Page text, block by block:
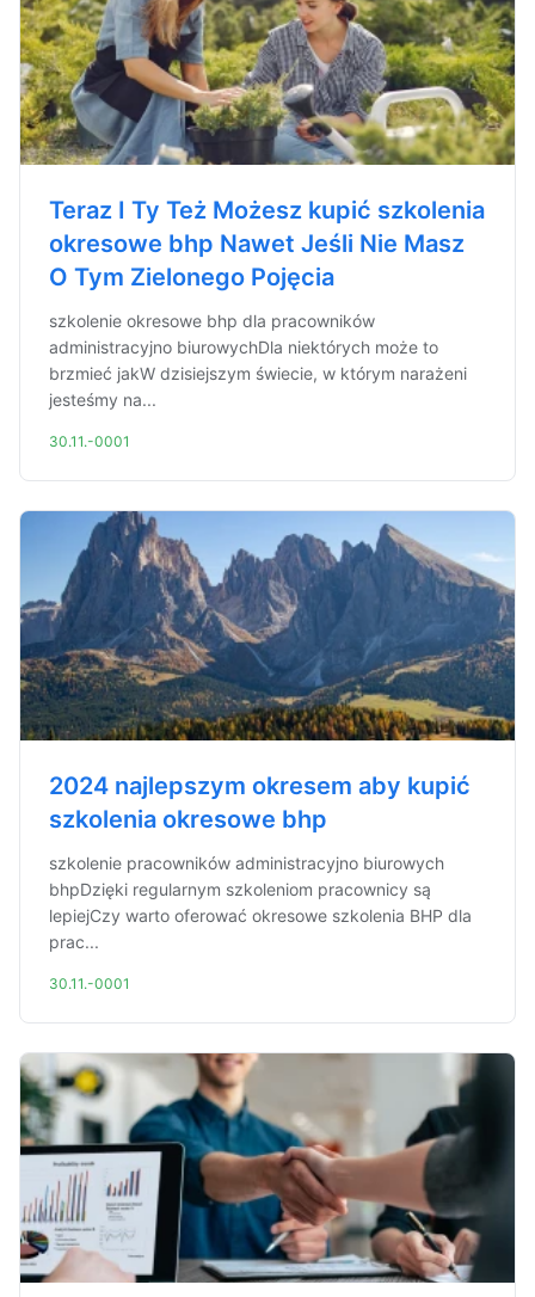
Teraz I Ty Też Możesz kupić szkolenia
okresowe bhp Nawet Jeśli Nie Masz
O Tym Zielonego Pojęcia
szkolenie okresowe bhp dla pracowników
administracyjno biurowychDla niektórych może to
brzmieć jakW dzisiejszym świecie, w którym narażeni
jesteśmy na...
30.11.-0001
2024 najlepszym okresem aby kupić
szkolenia okresowe bhp
szkolenie pracowników administracyjno biurowych
bhpDzięki regularnym szkoleniom pracownicy są
lepiejCzy warto oferować okresowe szkolenia BHP dla
prac...
30.11.-0001